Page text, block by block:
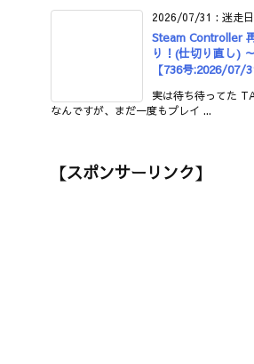
2026/07/31 : 迷走
Steam Controller
り！(仕切り直し)
【736号:2026/07/
実は待ち待ってた
なんですが、まだ一度もプレイ ...
【スポンサーリンク】